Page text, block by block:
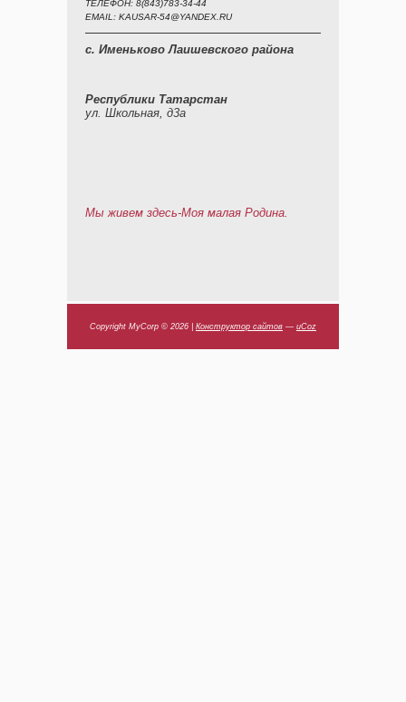
ТЕЛЕФОН: 8(843)783-34-44
EMAIL: KAUSAR-54@YANDEX.RU
с. Именьково Лаишевского района
Республики Татарстан
ул. Школьная, д3а
Мы живем здесь-Моя малая Родина.
Copyright MyCorp © 2026 Конструктор сайтов — uCoz